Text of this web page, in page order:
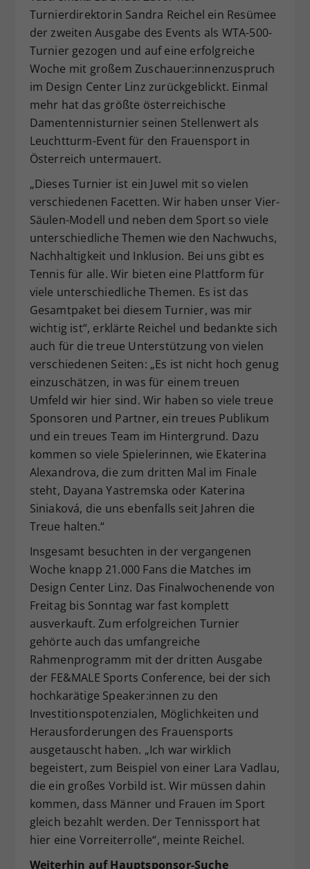
Turnierdirektorin Sandra Reichel ein Resümee
der zweiten Ausgabe des Events als WTA-500-
Turnier gezogen und auf eine erfolgreiche
Woche mit großem Zuschauer:innenzuspruch
im Design Center Linz zurückgeblickt. Einmal
mehr hat das größte österreichische
Damentennisturnier seinen Stellenwert als
Leuchtturm-Event für den Frauensport in
Österreich untermauert.
„Dieses Turnier ist ein Juwel mit so vielen
verschiedenen Facetten. Wir haben unser Vier-
Säulen-Modell und neben dem Sport so viele
unterschiedliche Themen wie den Nachwuchs,
Nachhaltigkeit und Inklusion. Bei uns gibt es
Tennis für alle. Wir bieten eine Plattform für
viele unterschiedliche Themen. Es ist das
Gesamtpaket bei diesem Turnier, was mir
wichtig ist“, erklärte Reichel und bedankte sich
auch für die treue Unterstützung von vielen
verschiedenen Seiten: „Es ist nicht hoch genug
einzuschätzen, in was für einem treuen
Umfeld wir hier sind. Wir haben so viele treue
Sponsoren und Partner, ein treues Publikum
und ein treues Team im Hintergrund. Dazu
kommen so viele Spielerinnen, wie Ekaterina
Alexandrova, die zum dritten Mal im Finale
steht, Dayana Yastremska oder Katerina
Siniaková, die uns ebenfalls seit Jahren die
Treue halten.“
Insgesamt besuchten in der vergangenen
Woche knapp 21.000 Fans die Matches im
Design Center Linz. Das Finalwochenende von
Freitag bis Sonntag war fast komplett
ausverkauft. Zum erfolgreichen Turnier
gehörte auch das umfangreiche
Rahmenprogramm mit der dritten Ausgabe
der FE&MALE Sports Conference, bei der sich
hochkarätige Speaker:innen zu den
Investitionspotenzialen, Möglichkeiten und
Herausforderungen des Frauensports
ausgetauscht haben. „Ich war wirklich
begeistert, zum Beispiel von einer Lara Vadlau,
die ein großes Vorbild ist. Wir müssen dahin
kommen, dass Männer und Frauen im Sport
gleich bezahlt werden. Der Tennissport hat
hier eine Vorreiterrolle“, meinte Reichel.
Weiterhin auf Hauptsponsor-Suche
Zweck
Dieser Wert speichert Ihre Consent-
Einstellungen. Unter anderem eine
zufällig generierte ID, für die
historische Speicherung Ihrer
vorgenommen Einstellungen, falls der
Webseiten-Betreiber dies eingestellt
hat.